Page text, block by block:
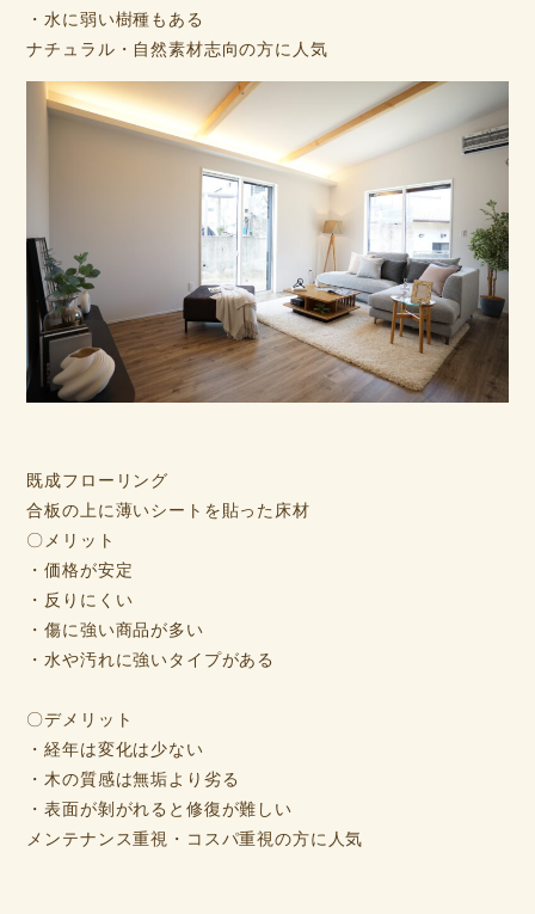
・水に弱い樹種もある
ナチュラル・自然素材志向の方に人気
既成フローリング
合板の上に薄いシートを貼った床材
〇メリット
・価格が安定
・反りにくい
・傷に強い商品が多い
・水や汚れに強いタイプがある
〇デメリット
・経年は変化は少ない
・木の質感は無垢より劣る
・表面が剝がれると修復が難しい
メンテナンス重視・コスパ重視の方に人気